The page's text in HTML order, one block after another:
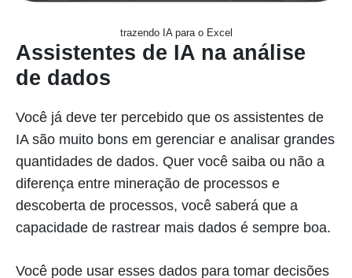
trazendo IA para o Excel
Assistentes de IA na análise
de dados
Você já deve ter percebido que os assistentes de
IA são muito bons em gerenciar e analisar grandes
quantidades de dados. Quer você saiba ou não a
diferença entre mineração de processos e
descoberta de processos, você saberá que a
capacidade de rastrear mais dados é sempre boa.
Você pode usar esses dados para tomar decisões